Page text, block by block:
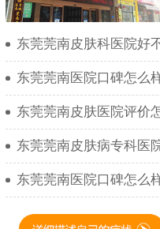
东莞莞南皮肤科医院好
东莞莞南医院口碑怎么
东莞莞南皮肤医院评价
东莞莞南皮肤病专科医
东莞莞南医院口碑怎么